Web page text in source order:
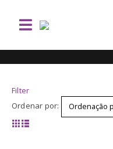
Filter
Ordenar por: